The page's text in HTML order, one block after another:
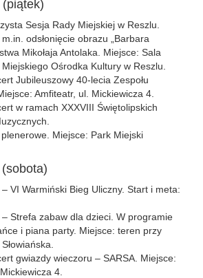
Sesja Rady Miejskiej w Reszlu.
odsłonięcie obrazu „Barbara
Mikołaja Antolaka. Miejsce: Sala
Ośrodka Kultury w Reszlu.
Jubileuszowy 40-lecia Zespołu
Amfiteatr, ul. Mickiewicza 4.
w ramach XXXVIII Świętolipskich
Miejsce: Park Miejski
– VI Warmiński Bieg Uliczny. Start i meta:
– Strefa zabaw dla dzieci. W programie
i piana party. Miejsce: teren przy
gwiazdy wieczoru – SARSA. Miejsce:
4.